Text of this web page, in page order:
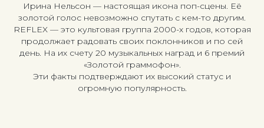
Ирина Нельсон — настоящая икона поп-сцены. Её
золотой голос невозможно спутать с кем-то другим.
REFLEX — это культовая группа 2000-х годов, которая
продолжает радовать своих поклонников и по сей
день. На их счету 20 музыкальных наград и 6 премий
«Золотой граммофон».
Эти факты подтверждают их высокий статус и
огромную популярность.